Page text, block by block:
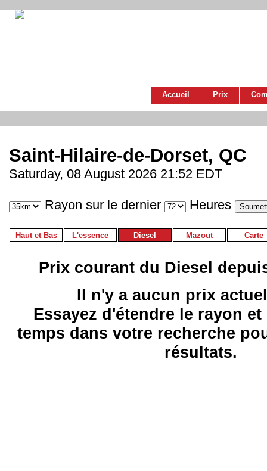
Accueil Prix
Saint-Hilaire-de-Dorset, QC
Saturday, 08 August 2026 21:52 EDT
Rayon sur le dernier Heures
Haut et Bas L'essence Diesel Mazout Carte
Prix courant du Diesel
Il n'y a aucun prix
Essayez d'étendre le rayon
temps dans votre recherche
résultats.